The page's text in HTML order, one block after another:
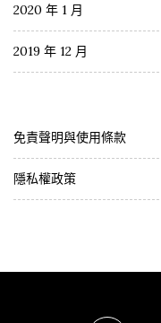
2020 年 1 月
2019 年 12 月
免責聲明與使用條款
隱私權政策